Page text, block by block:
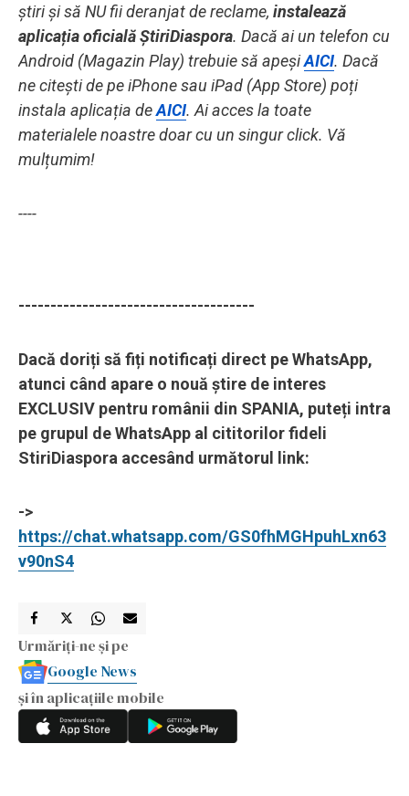
știri și să NU fii deranjat de reclame, instalează
aplicația oficială ȘtiriDiaspora. Dacă ai un telefon cu
Android (Magazin Play) trebuie să apeșiAICI. Dacă
ne citești de pe iPhone sau iPad (App Store) poți
instala aplicația deAICI. Ai acces la toate
materialele noastre doar cu un singur click. Vă
mulțumim!
----
-------------------------------------
Dacă doriți să fiți notificați direct pe WhatsApp,
atunci când apare o nouă știre de interes
EXCLUSIV pentru românii din SPANIA, puteți intra
pe grupul de WhatsApp al cititorilor fideli
StiriDiaspora accesând următorul link:
->
https://chat.whatsapp.com/GS0fhMGHpuhLxn63
v90nS4
Urmăriți-ne și pe
Google News
și în aplicațiile mobile